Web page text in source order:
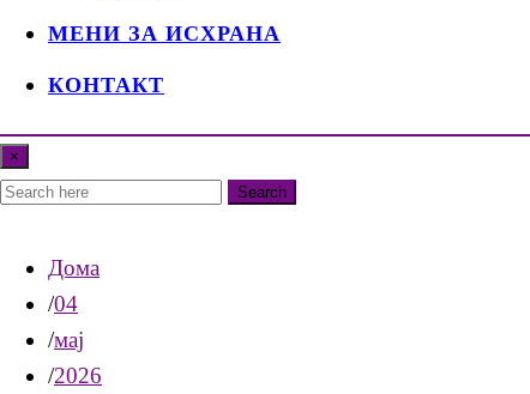
МЕНИ ЗА ИСХРАНА
КОНТАКТ
×
Search
Дома
04
мај
2026